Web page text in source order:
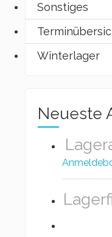
Sonstiges
Winterlager
Neueste